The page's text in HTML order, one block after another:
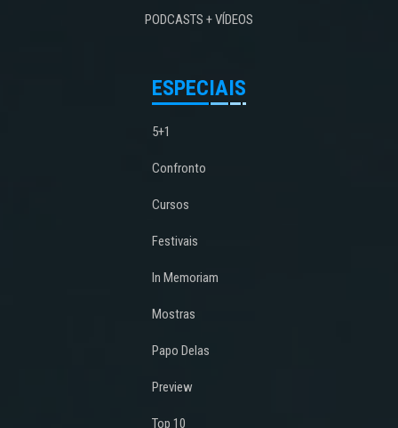
PODCASTS + VÍDEOS
ESPECIAIS
5+1
Confronto
Cursos
Festivais
In Memoriam
Mostras
Papo Delas
Preview
Top 10